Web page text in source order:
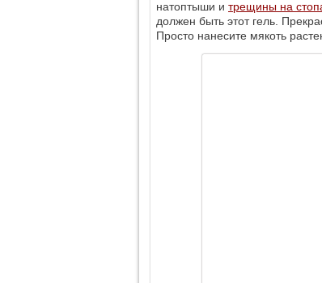
натоптыши и трещины на
должен быть этот гель.
Просто нанесите мякоть